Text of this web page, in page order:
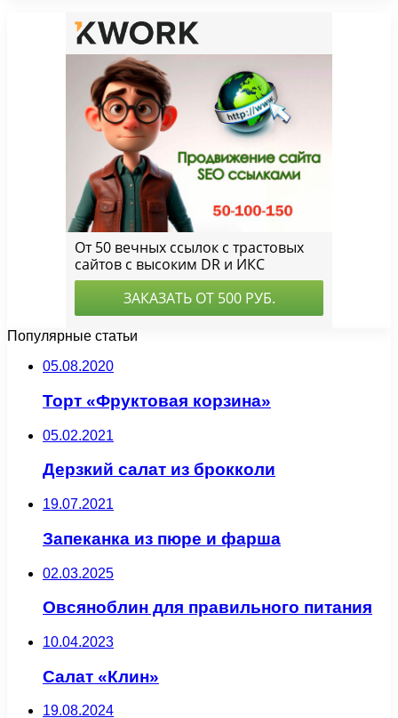
Популярные статьи
05.08.2020
Торт «Фруктовая корзина»
05.02.2021
Дерзкий салат из брокколи
19.07.2021
Запеканка из пюре и фарша
02.03.2025
Овсяноблин для правильного питания
10.04.2023
Салат «Клин»
19.08.2024